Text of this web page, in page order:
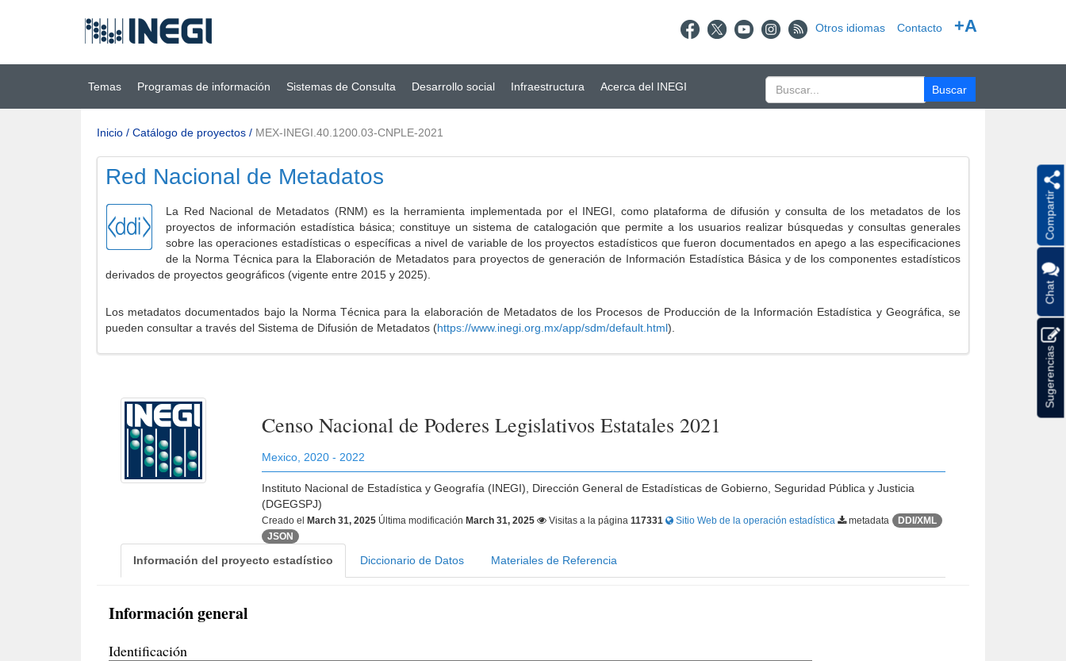
principal
(INEGI) Otros idiomas Contacto +A
Temas Programas de información Sistemas de Consulta Desarrollo social Infraestructura Acerca del INEGI
Inicio / Catálogo de proyectos / MEX-INEGI.40.1200.03-CNPLE-2021
Red Nacional de Metadatos
La Red Nacional de Metadatos (RNM) es la herramienta implementada por el INEGI, como plataforma de difusión y consulta de los metadatos de los
proyectos de información estadística básica; constituye un sistema de catalogación que permite a los usuarios realizar búsquedas y consultas generales
sobre las operaciones estadísticas o específicas a nivel de variable de los proyectos estadísticos que fueron documentados en apego a las especificaciones
de la Norma Técnica para la Elaboración de Metadatos para proyectos de generación de Información Estadística Básica y de los componentes estadísticos
derivados de proyectos geográficos (vigente entre 2015 y 2025).
Los metadatos documentados bajo la Norma Técnica para la elaboración de Metadatos de los Procesos de Producción de la Información Estadística y Geográfica, se
pueden consultar a través del Sistema de Difusión de Metadatos (https://www.inegi.org.mx/app/sdm/default.html).
Censo Nacional de Poderes Legislativos Estatales 2021
Mexico 2020 - 2022
Instituto Nacional de Estadística y Geografía (INEGI), Dirección General de Estadísticas de Gobierno, Seguridad Pública y Justicia
(DGEGSPJ)
Creado el March 31, 2025 Última modificación March 31, 2025 Visitas a la página117331 Sitio Web de la operación estadística metadata
DDI/XML
JSON
Información del proyecto estadístico Diccionario de Datos Materiales de Referencia
Información general
Identificación
Compartir
Chat
Sugerencias